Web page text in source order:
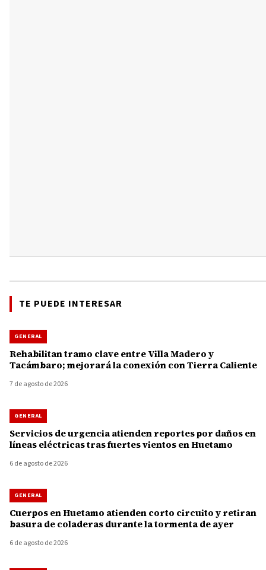
TE PUEDE INTERESAR
GENERAL
Rehabilitan tramo clave entre Villa Madero y
Tacámbaro; mejorará la conexión con Tierra Caliente
7 de agosto de 2026
GENERAL
Servicios de urgencia atienden reportes por daños en
líneas eléctricas tras fuertes vientos en Huetamo
6 de agosto de 2026
GENERAL
Cuerpos en Huetamo atienden corto circuito y retiran
basura de coladeras durante la tormenta de ayer
6 de agosto de 2026